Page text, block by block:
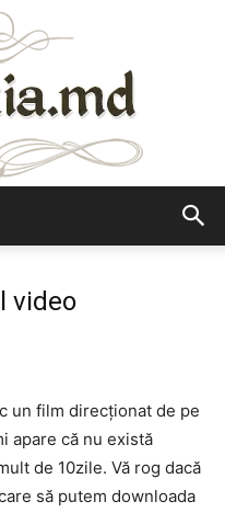
video
un film direcționat de pe
apare că nu există
de 10zile. Vă rog dacă
să putem downloada